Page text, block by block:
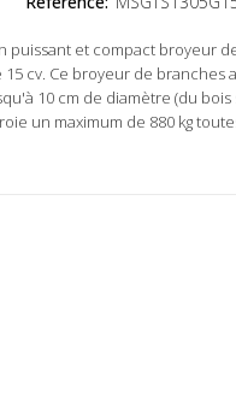
puissant et compact broyeur
cv. Ce broyeur de branches
10 cm de diamètre (du bois
un maximum de 880 kg